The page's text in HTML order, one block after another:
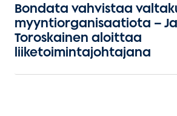
Bondata vahvistaa
myyntiorganisaatiota –
Toroskainen aloittaa
liiketoimintajohtajana